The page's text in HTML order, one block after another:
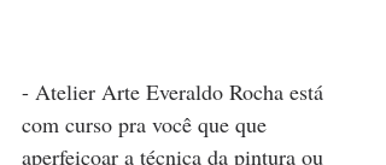
- Atelier Arte Everaldo Rocha está
com curso pra você que que
aperfeiçoar a técnica da pintura ou